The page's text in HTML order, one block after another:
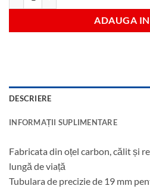
ADAUGA IN
DESCRIERE
INFORMAȚII SUPLIMENTARE
Fabricata din oțel carbon, călit și
lungă de viață
Tubulara de precizie de 19 mm